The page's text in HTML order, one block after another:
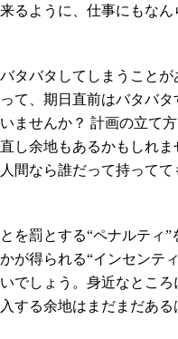
るように、仕事にもなん
タバタしてしまうことが
て、期日直前はバタバ
ませんか？ 計画の立て
し余地もあるかもしれ
間なら誰だって持って
を罰とする“ペナルティ”
が得られる“インセンテ
でしょう。身近なとこ
する余地はまだまだある